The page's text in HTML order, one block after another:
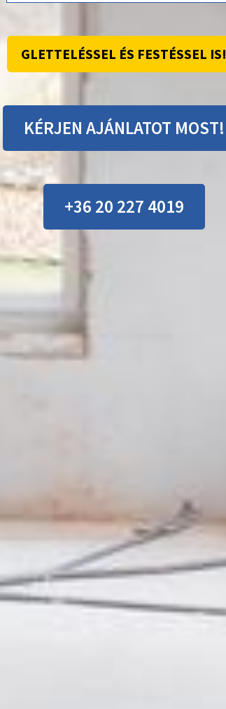
GLETTELÉSSEL ÉS FESTÉSSEL IS!
KÉRJEN AJÁNLATOT MOST!
+36 20 227 4019